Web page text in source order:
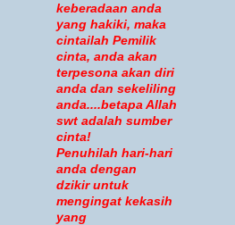
keberadaan anda
yang hakiki, maka
cintailah Pemilik
cinta, anda akan
terpesona akan diri
anda dan sekeliling
anda....betapa Allah
swt adalah sumber
cinta!
Penuhilah hari-hari
anda dengan
dzikir untuk
mengingat kekasih
yang